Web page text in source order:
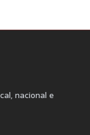
nacional e